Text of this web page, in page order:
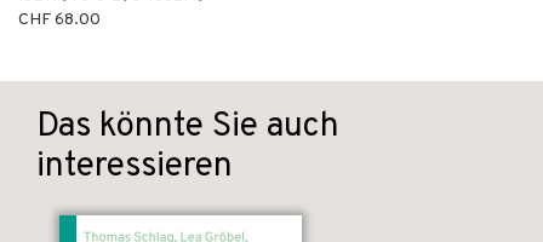
CHF 68.00
Das könnte Sie auch
interessieren